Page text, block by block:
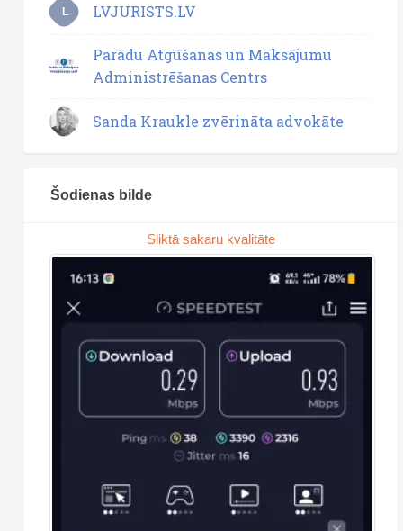
L LVJURISTS.LV
Parādu Atgūšanas un Maksājumu
Administrēšanas Centrs
Sanda Kraukle zvērināta advokāte
Šodienas bilde
Sliktā sakaru kvalitāte